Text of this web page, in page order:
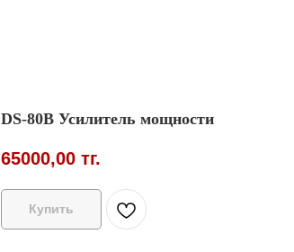
DS-80B Усилитель мощности
65000,00 тг.
Купить